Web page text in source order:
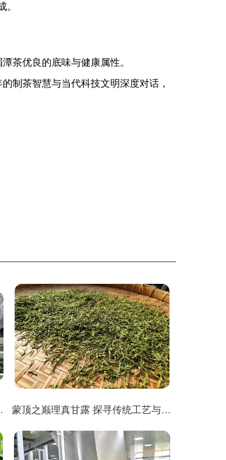
茶优良的底味与健康属性。
制茶智慧与当代科技文明深度对话，